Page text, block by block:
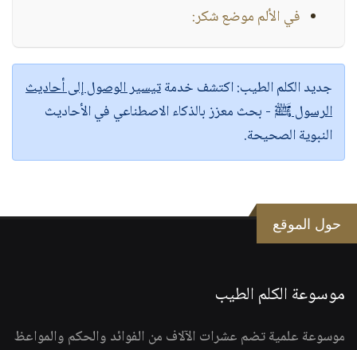
في الألم موضع شكر:
جديد الكلم الطيب:اكتشف خدمةتيسير الوصول إلى أحاديث
الرسول ﷺ - بحث معزز بالذكاء الاصطناعي في الأحاديث
النبوية الصحيحة.
حول الموقع
موسوعة الكلم الطيب
موسوعة علمية تضم عشرات الآلاف من الفوائد والحكم والمواعظ